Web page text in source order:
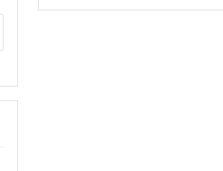
响；<&list>3.稳定器的转向胶套